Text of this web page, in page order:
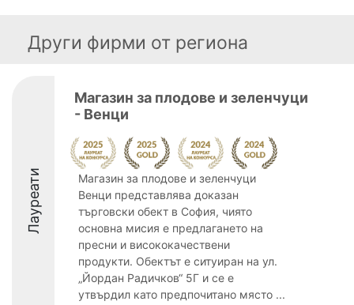
Други фирми от региона
Лауреати
Магазин за плодове и зеленчуци
- Венци
Магазин за плодове и зеленчуци
Венци представлява доказан
търговски обект в София, чиято
основна мисия е предлагането на
пресни и висококачествени
продукти. Обектът е ситуиран на ул.
„Йордан Радичков“ 5Г и се е
утвърдил като предпочитано място ...